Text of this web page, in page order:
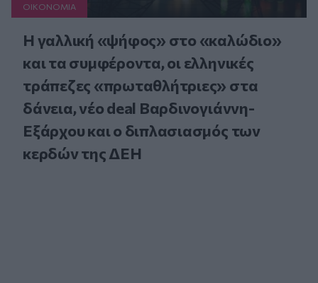
ΟΙΚΟΝΟΜΙΑ
Η γαλλική «ψήφος» στο «καλώδιο»
και τα συμφέροντα, οι ελληνικές
τράπεζες «πρωταθλήτριες» στα
δάνεια, νέο deal Βαρδινογιάννη-
Εξάρχου και ο διπλασιασμός των
κερδών της ΔΕΗ